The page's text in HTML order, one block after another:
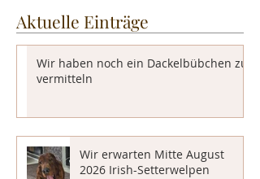
Aktuelle Einträge
Wir haben noch ein Dackelbübchen zu
vermitteln
Wir erwarten Mitte August
2026 Irish-Setterwelpen